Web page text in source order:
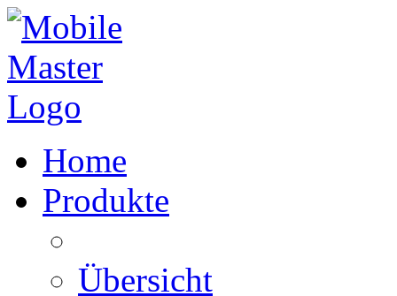
Home
Produkte
Übersicht